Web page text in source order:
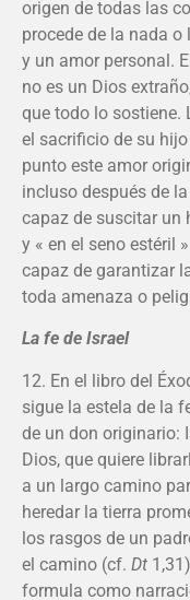
origen de todas las
procede de la nada
y un amor personal.
no es un Dios
que todo lo sostiene.
el sacrificio de su
punto este amor
incluso después de
capaz de suscitar un
y « en el seno estéril
capaz de garantizar
toda amenaza o
La fe de Israel
12. En el libro del
sigue la estela de la
de un don originario:
Dios, que quiere
a un largo camino
heredar la tierra
los rasgos de un
el camino (cf. Dt
formula como